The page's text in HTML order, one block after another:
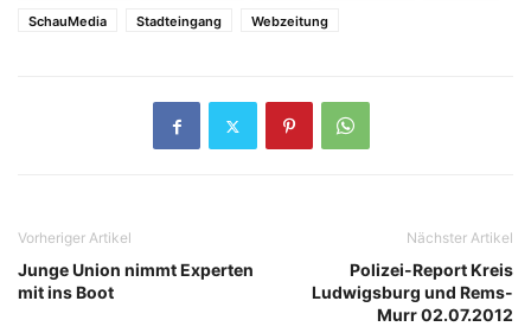
SchauMedia
Stadteingang Webzeitung
Vorheriger Artikel
Junge Union nimmt Experten
mit ins Boot
Nächster Artikel
Polizei-Report Kreis
Ludwigsburg und Rems-
Murr 02.07.2012